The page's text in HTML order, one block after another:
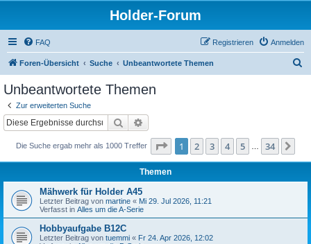
Holder-Forum
FAQ Anmelden
Registrieren
Foren-Übersicht Suche Unbeantwortete Themen
Unbeantwortete Themen
Zur erweiterten Suche
Suche
Die Suche ergab mehr als 1000 Treffer Seite 1von 34
1 2 3 4 5 34
Themen
Mähwerk für Holder A45
Letzter Beitrag von martine « Mi 29. Jul 2026, 11:21
Verfasst in Alles um die A-Serie
Hobbyaufgabe B12C
Letzter Beitrag von tuemmi « Fr 24. Apr 2026, 12:02